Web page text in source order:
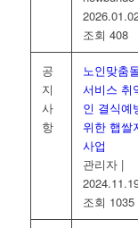
조회 408
공
지
사
항
노인맞춤
서비스 취
인 결식예
위한 햅쌀
사업
관리자 |
조회 1035